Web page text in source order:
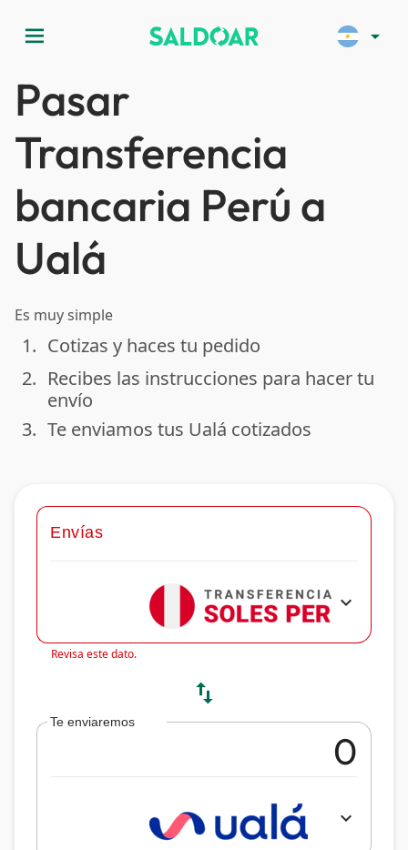
menu arrow_drop_down
Pasar
Transferencia
bancaria Perú a
Ualá
Es muy simple
done
1. Cotizas y haces tu pedido
done
2. Recibes las instrucciones para hacer tu
envío
done
3. Te enviamos tus Ualá cotizados
Envías
expand_more
Revisa este dato.
swap_vert
Te enviaremos
expand_more